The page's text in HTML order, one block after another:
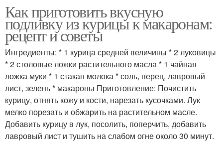
Как приготовить вкусную
подливку из курицы к макаронам:
рецепт и советы
Ингредиенты: * 1 курица средней величины * 2 луковицы
* 2 столовые ложки растительного масла * 1 чайная
ложка муки * 1 стакан молока * соль, перец, лавровый
лист, зелень * макароны Приготовление: Почистить
курицу, отнять кожу и кости, нарезать кусочками. Лук
мелко порезать и обжарить на растительном масле.
Добавить курицу в лук, посолить, поперчить, добавить
лавровый лист и тушить на слабом огне около 30 минут.